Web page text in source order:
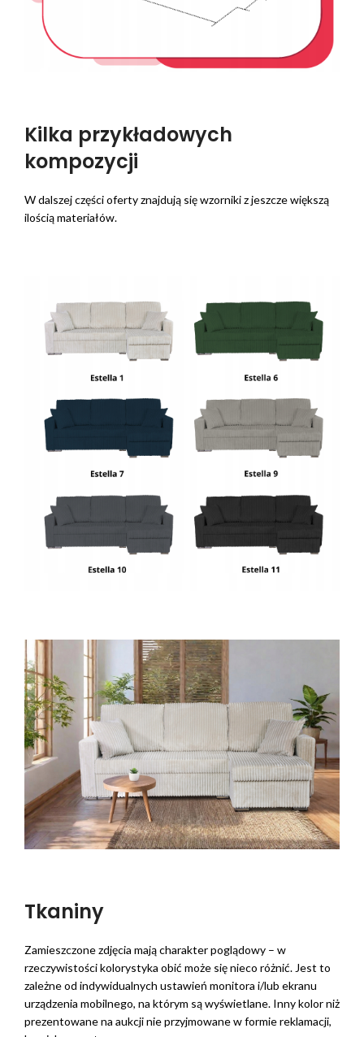
Kilka przykładowych
kompozycji
W dalszej części oferty znajdują się wzorniki z jeszcze większą
ilością materiałów.
Tkaniny
Zamieszczone zdjęcia mają charakter poglądowy – w
rzeczywistości kolorystyka obić może się nieco różnić. Jest to
zależne od indywidualnych ustawień monitora i/lub ekranu
urządzenia mobilnego, na którym są wyświetlane. Inny kolor niż
prezentowane na aukcji nie przyjmowane w formie reklamacji,